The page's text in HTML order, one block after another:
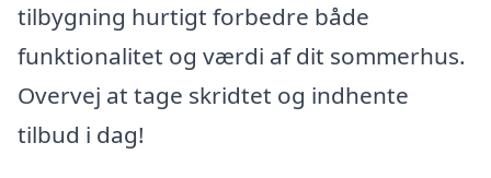
tilbygning hurtigt forbedre både
funktionalitet og værdi af dit sommerhus.
Overvej at tage skridtet og indhente
tilbud i dag!